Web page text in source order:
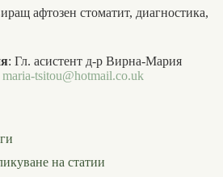
афтозен стоматит, диагностика,
: Гл. асистент д-р Вирна-Мария
maria-tsitou@hotmail.co.uk
на статии